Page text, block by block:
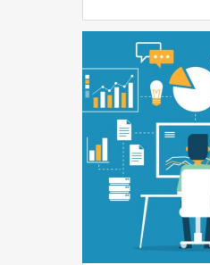
Windows10】